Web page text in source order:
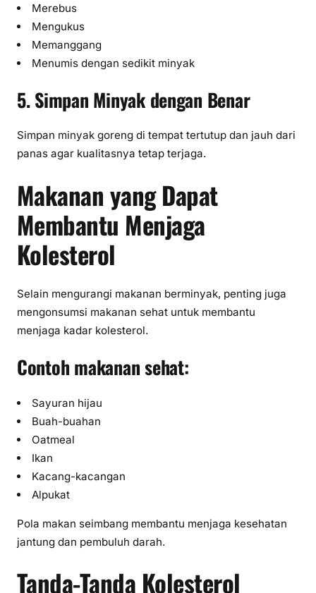
Merebus
Mengukus
Memanggang
Menumis dengan sedikit minyak
5. Simpan Minyak dengan Benar
Simpan minyak goreng di tempat tertutup dan jauh dari
panas agar kualitasnya tetap terjaga.
Makanan yang Dapat
Membantu Menjaga
Kolesterol
Selain mengurangi makanan berminyak, penting juga
mengonsumsi makanan sehat untuk membantu
menjaga kadar kolesterol.
Contoh makanan sehat:
Sayuran hijau
Buah-buahan
Oatmeal
Ikan
Kacang-kacangan
Alpukat
Pola makan seimbang membantu menjaga kesehatan
jantung dan pembuluh darah.
Tanda-Tanda Kolesterol